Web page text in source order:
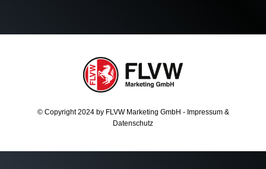
© Copyright 2024 by FLVW Marketing GmbH - Impressum&
Datenschutz